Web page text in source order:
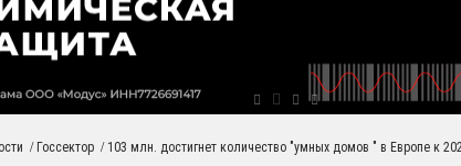
/ Госсектор / 103 млн. достигнет количество "умных домов " в Европе к